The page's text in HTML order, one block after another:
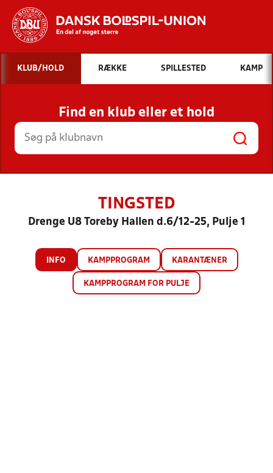
Hvad vil du søge efter?
INDHOLD OG NYHEDER
STILLINGER, RESULTATER, KLUBBER OG
HOLD
KLUB/HOLD RÆKKE SPILLESTED KAMP
Find en klub eller et hold
TINGSTED
Drenge U8 Toreby Hallen d.6/12-25, Pulje 1
INFO KAMPPROGRAM KARANTÆNER
KAMPPROGRAM FOR PULJE